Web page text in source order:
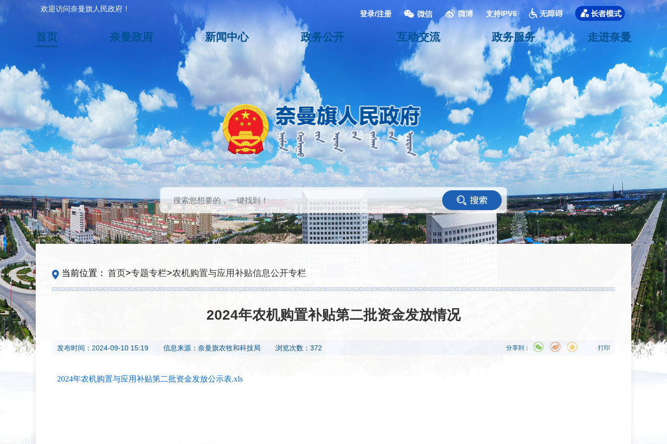
欢迎访问奈曼旗人民政府！
登录/注册 支持IPV6
首页 奈曼政府 新闻中心 政务公开 互动交流 政务服务 走进奈曼
当前位置： 首页>专题专栏>农机购置与应用补贴信息公开专栏
2024年农机购置补贴第二批资金发放情况
发布时间： 2024-09-10 15:19 信息来源： 奈曼旗农牧和科技局 浏览次数：372 打印
分享到：
2024年农机购置与应用补贴第二批资金发放公示表.xls